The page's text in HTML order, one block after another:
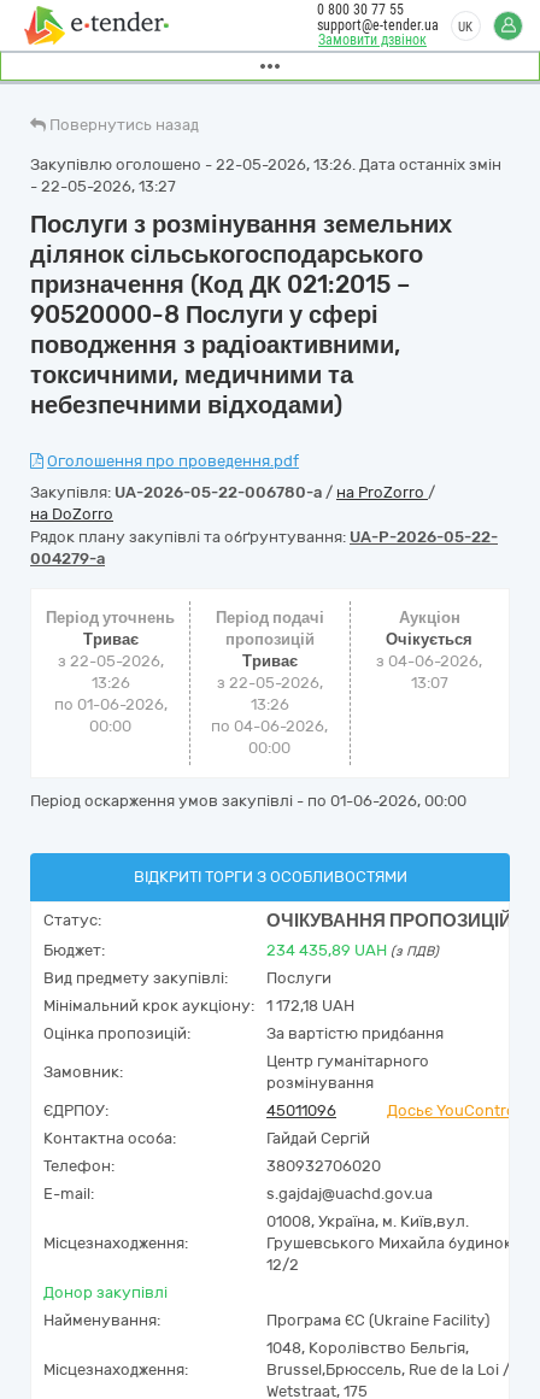
Замовити дзвінок
0 800 30 77 55
support@e-tender.ua
UK
Повернутись назад
Закупівлю оголошено - 22-05-2026, 13:26. Дата останніх змін
- 22-05-2026, 13:27
Послуги з розмінування земельних
ділянок сільськогосподарського
призначення (Код ДК 021:2015 –
90520000-8 Послуги у сфері
поводження з радіоактивними,
токсичними, медичними та
небезпечними відходами)
Оголошення про проведення.pdf
Закупівля: UA-2026-05-22-006780-a / на ProZorro /
на DoZorro
Рядок плану закупівлі та обґрунтування: UA-P-2026-05-22-
004279-a
Період уточнень
Триває
з 22-05-2026,
13:26
по 01-06-2026,
00:00
Період подачі
пропозицій
Триває
з 22-05-2026,
13:26
по 04-06-2026,
00:00
Аукціон
Очікується
з 04-06-2026,
13:07
Період оскарження умов закупівлі - по 01-06-2026, 00:00
ВІДКРИТІ ТОРГИ З ОСОБЛИВОСТЯМИ
Статус: ОЧІКУВАННЯ ПРОПОЗИЦІЙ
Бюджет: 234 435,89 UAH (з ПДВ)
Вид предмету закупівлі:
Послуги
Мінімальний крок аукціону:
1 172,18 UAH
Оцінка пропозицій:
За вартістю придбання
Замовник:
Центр гуманітарного
розмінування
ЄДРПОУ:
45011096
Досьє YouControl
Контактна особа:
Гайдай Сергій
Телефон:
380932706020
E-mail:
s.gajdaj@uachd.gov.ua
Місцезнаходження:
01008, Україна, м. Київ,вул.
Грушевського Михайла будинок
12/2
Донор закупівлі
Найменування:
Програма ЄС (Ukraine Facility)
Місцезнаходження:
1048, Королівство Бельгія,
Brussel,Брюссель, Rue de la Loi /
Wetstraat, 175